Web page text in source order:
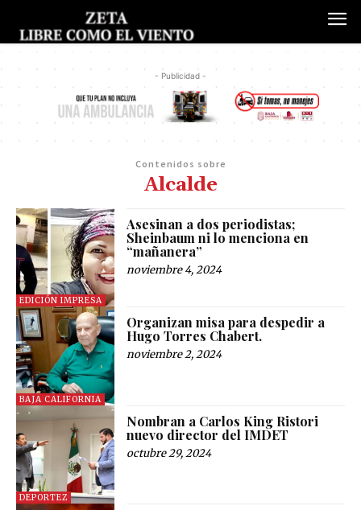
- Publicidad -
Contenidos sobre
Alcalde
EDICIÓN IMPRESA
Asesinan a dos periodistas;
Sheinbaum ni lo menciona en
“mañanera”
noviembre 4, 2024
BAJA CALIFORNIA
Organizan misa para despedir a
Hugo Torres Chabert.
noviembre 2, 2024
DEPORTEZ
Nombran a Carlos King Ristori
nuevo director del IMDET
octubre 29, 2024